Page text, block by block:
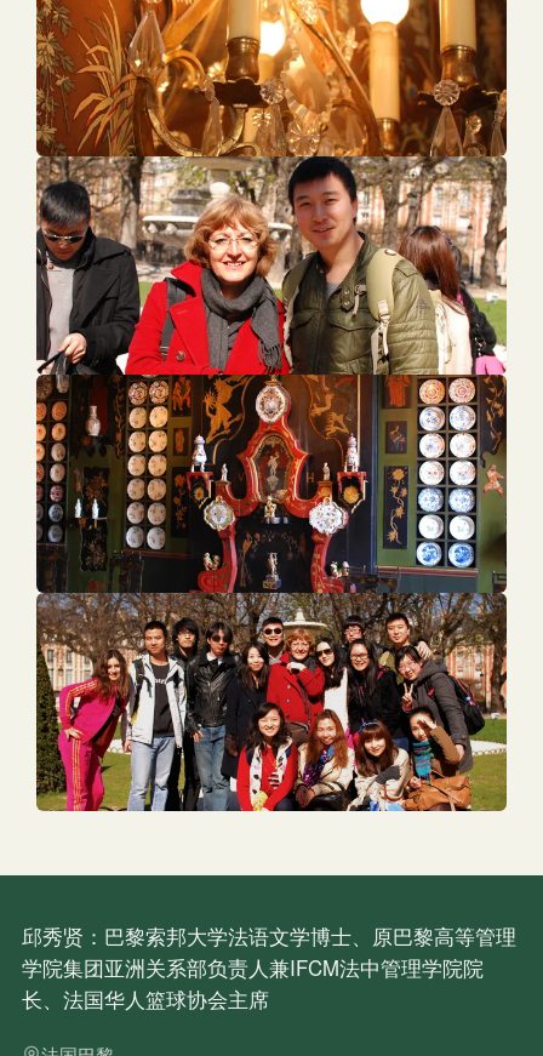
邱秀贤：巴黎索邦大学法语文学博士、原巴黎高等管理
学院集团亚洲关系部负责人兼IFCM法中管理学院院
长、法国华人篮球协会主席